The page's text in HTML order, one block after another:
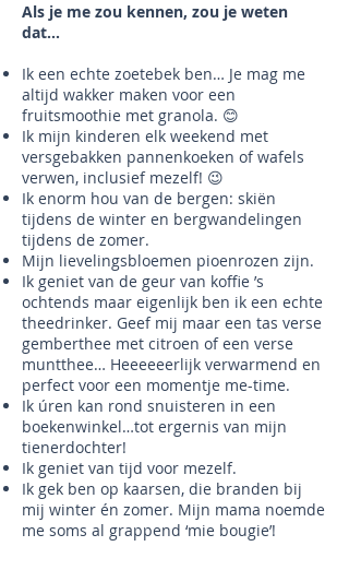
Als je me zou kennen, zou je weten
dat…
Ik een echte zoetebek ben… Je mag me
altijd wakker maken voor een
fruitsmoothie met granola. 😊
Ik mijn kinderen elk weekend met
versgebakken pannenkoeken of wafels
verwen, inclusief mezelf! 😉
Ik enorm hou van de bergen: skiën
tijdens de winter en bergwandelingen
tijdens de zomer.
Mijn lievelingsbloemen pioenrozen zijn.
Ik geniet van de geur van koffie ’s
ochtends maar eigenlijk ben ik een echte
theedrinker. Geef mij maar een tas verse
gemberthee met citroen of een verse
muntthee… Heeeeeerlijk verwarmend en
perfect voor een momentje me-time.
Ik úren kan rond snuisteren in een
boekenwinkel…tot ergernis van mijn
tienerdochter!
Ik geniet van tijd voor mezelf.
Ik gek ben op kaarsen, die branden bij
mij winter én zomer. Mijn mama noemde
me soms al grappend ‘mie bougie’!